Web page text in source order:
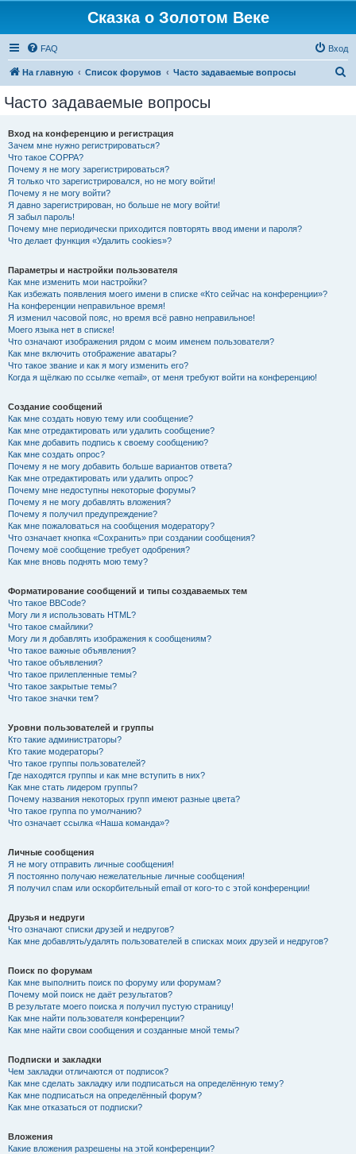
Сказка о Золотом Веке
FAQ Вход
На главную Список форумов Часто задаваемые вопросы
Часто задаваемые вопросы
Вход на конференцию и регистрация
Зачем мне нужно регистрироваться?
Что такое COPPA?
Почему я не могу зарегистрироваться?
Я только что зарегистрировался, но не могу войти!
Почему я не могу войти?
Я давно зарегистрирован, но больше не могу войти!
Я забыл пароль!
Почему мне периодически приходится повторять ввод имени и пароля?
Что делает функция «Удалить cookies»?
Параметры и настройки пользователя
Как мне изменить мои настройки?
Как избежать появления моего имени в списке «Кто сейчас на конференции»?
На конференции неправильное время!
Я изменил часовой пояс, но время всё равно неправильное!
Моего языка нет в списке!
Что означают изображения рядом с моим именем пользователя?
Как мне включить отображение аватары?
Что такое звание и как я могу изменить его?
Когда я щёлкаю по ссылке «email», от меня требуют войти на конференцию!
Создание сообщений
Как мне создать новую тему или сообщение?
Как мне отредактировать или удалить сообщение?
Как мне добавить подпись к своему сообщению?
Как мне создать опрос?
Почему я не могу добавить больше вариантов ответа?
Как мне отредактировать или удалить опрос?
Почему мне недоступны некоторые форумы?
Почему я не могу добавлять вложения?
Почему я получил предупреждение?
Как мне пожаловаться на сообщения модератору?
Что означает кнопка «Сохранить» при создании сообщения?
Почему моё сообщение требует одобрения?
Как мне вновь поднять мою тему?
Форматирование сообщений и типы создаваемых тем
Что такое BBCode?
Могу ли я использовать HTML?
Что такое смайлики?
Могу ли я добавлять изображения к сообщениям?
Что такое важные объявления?
Что такое объявления?
Что такое прилепленные темы?
Что такое закрытые темы?
Что такое значки тем?
Уровни пользователей и группы
Кто такие администраторы?
Кто такие модераторы?
Что такое группы пользователей?
Где находятся группы и как мне вступить в них?
Как мне стать лидером группы?
Почему названия некоторых групп имеют разные цвета?
Что такое группа по умолчанию?
Что означает ссылка «Наша команда»?
Личные сообщения
Я не могу отправить личные сообщения!
Я постоянно получаю нежелательные личные сообщения!
Я получил спам или оскорбительный email от кого-то с этой конференции!
Друзья и недруги
Что означают списки друзей и недругов?
Как мне добавлять/удалять пользователей в списках моих друзей и недругов?
Поиск по форумам
Как мне выполнить поиск по форуму или форумам?
Почему мой поиск не даёт результатов?
В результате моего поиска я получил пустую страницу!
Как мне найти пользователя конференции?
Как мне найти свои сообщения и созданные мной темы?
Подписки и закладки
Чем закладки отличаются от подписок?
Как мне сделать закладку или подписаться на определённую тему?
Как мне подписаться на определённый форум?
Как мне отказаться от подписки?
Вложения
Какие вложения разрешены на этой конференции?